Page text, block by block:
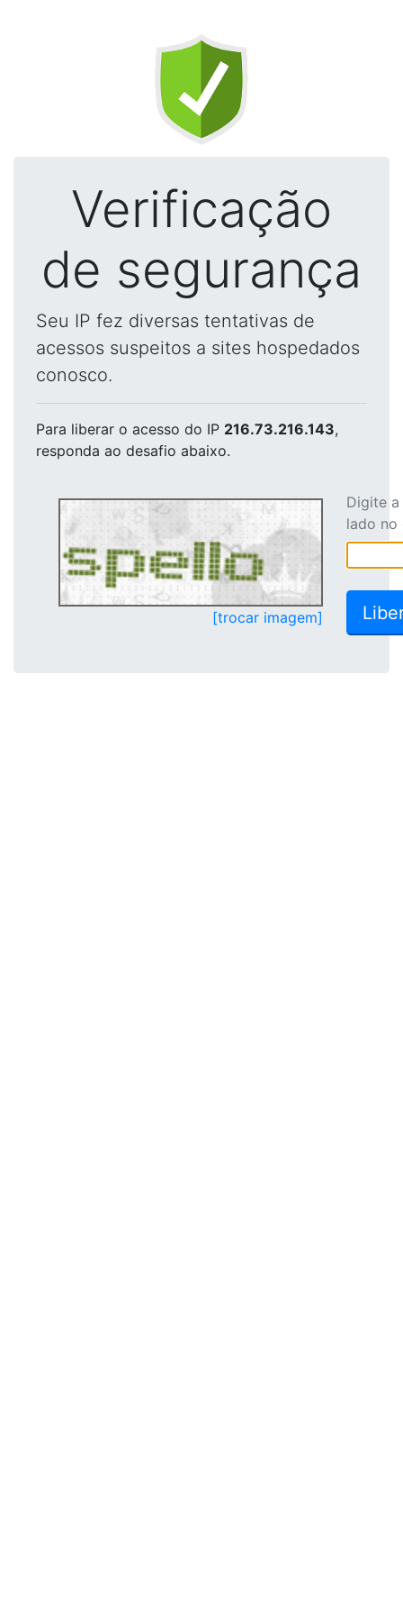
Verificação
de segurança
Seu IP fez diversas tentativas de
acessos suspeitos a sites hospedados
conosco.
Para liberar o acesso do IP 216.73.216.143,
responda ao desafio abaixo.
[trocar imagem]
Digite
lado no